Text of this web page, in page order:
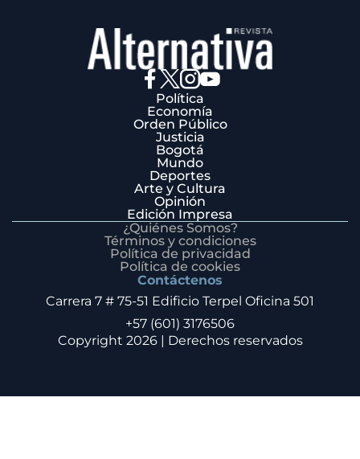
Política
Economía
Orden Público
Justicia
Bogotá
Mundo
Deportes
Arte y Cultura
Opinión
Edición Impresa
¿Quiénes Somos?
Términos y condiciones
Política de privacidad
Política de cookies
Contáctenos
Carrera 7 # 75-51 Edificio Terpel Oficina 501
+57 (601) 3176506
Copyright 2026 | Derechos reservados